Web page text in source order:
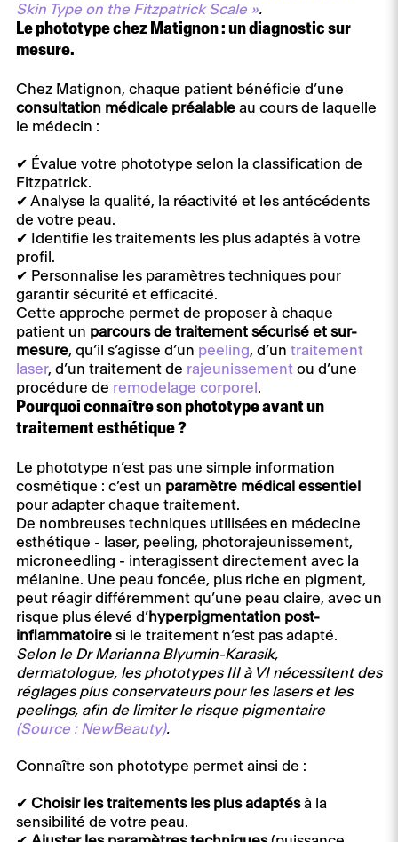
Skin Type on the Fitzpatrick Scale ».
Le phototype chez Matignon : un diagnostic sur
mesure.
Chez Matignon, chaque patient bénéficie d’une
consultation médicale préalableau cours de laquelle
le médecin :
✔ Évalue votre phototype selon la classification de
Fitzpatrick.
✔ Analyse la qualité, la réactivité et les antécédents
de votre peau.
✔ Identifie les traitements les plus adaptés à votre
profil.
✔ Personnalise les paramètres techniques pour
garantir sécurité et efficacité.
Cette approche permet de proposer à chaque
patient un parcours de traitement sécurisé et sur-
mesure, qu’il s’agisse d’un peeling, d’un traitement
laser, d’un traitement de rajeunissementou d’une
procédure de remodelage corporel .
Pourquoi connaître son phototype avant un
traitement esthétique ?
Le phototype n’est pas une simple information
cosmétique : c’est un paramètre médical essentiel
pour adapter chaque traitement.
De nombreuses techniques utilisées en médecine
esthétique - laser, peeling, photorajeunissement,
microneedling - interagissent directement avec la
mélanine. Une peau foncée, plus riche en pigment,
peut réagir différemment qu’une peau claire, avec un
risque plus élevé d’ hyperpigmentation post-
inflammatoiresi le traitement n’est pas adapté.
Selon le Dr Marianna Blyumin-Karasik,
dermatologue, les phototypes III à VI nécessitent des
réglages plus conservateurs pour les lasers et les
peelings, afin de limiter le risque pigmentaire
(Source : NewBeauty).
Connaître son phototype permet ainsi de :
✔ Choisir les traitements les plus adaptésà la
sensibilité de votre peau.